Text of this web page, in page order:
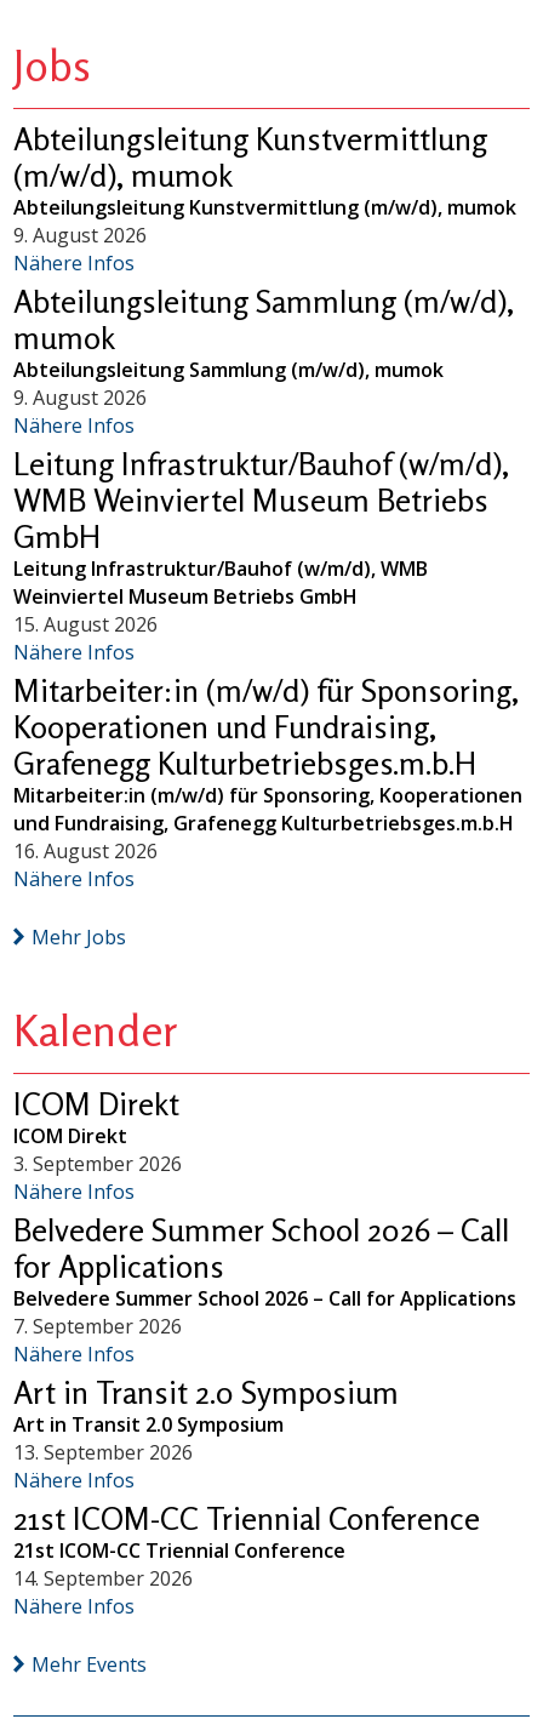
Jobs
Abteilungsleitung Kunstvermittlung
(m/w/d), mumok
Abteilungsleitung Kunstvermittlung (m/w/d), mumok
9. August 2026
Nähere Infos
Abteilungsleitung Sammlung (m/w/d),
mumok
Abteilungsleitung Sammlung (m/w/d), mumok
9. August 2026
Nähere Infos
Leitung Infrastruktur/Bauhof (w/m/d),
WMB Weinviertel Museum Betriebs
GmbH
Leitung Infrastruktur/Bauhof (w/m/d), WMB
Weinviertel Museum Betriebs GmbH
15. August 2026
Nähere Infos
Mitarbeiter:in (m/w/d) für Sponsoring,
Kooperationen und Fundraising,
Grafenegg Kulturbetriebsges.m.b.H
Mitarbeiter:in (m/w/d) für Sponsoring, Kooperationen
und Fundraising, Grafenegg Kulturbetriebsges.m.b.H
16. August 2026
Nähere Infos
Mehr Jobs
Kalender
ICOM Direkt
ICOM Direkt
3. September 2026
Nähere Infos
Belvedere Summer School 2026 – Call
for Applications
Belvedere Summer School 2026 – Call for Applications
7. September 2026
Nähere Infos
Art in Transit 2.0 Symposium
Art in Transit 2.0 Symposium
13. September 2026
Nähere Infos
21st ICOM-CC Triennial Conference
21st ICOM-CC Triennial Conference
14. September 2026
Nähere Infos
Mehr Events